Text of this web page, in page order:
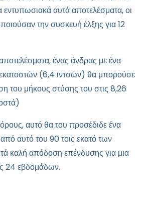
εντυπωσιακά αυτά αποτελέσματα, οι
την συσκευή έλξης για 12
ένας άνδρας με ένα
(6,4 ιντσών) θα μπορούσε
του μήκους στύσης του στις 8,26
αυτό θα του προσέδιδε ένα
αυτό του 90 τοις εκατό των
καλή απόδοση επένδυσης για μια
24 εβδομάδων.